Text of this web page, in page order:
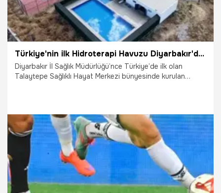
Türkiye'nin ilk Hidroterapi Havuzu Diyarbakır'da: Hizmete girdi
Diyarbakır İl Sağlık Müdürlüğü’nce Türkiye’de ilk olan
Talaytepe Sağlıklı Hayat Merkezi bünyesinde kurulan
29.07.2026 Diyarbakır